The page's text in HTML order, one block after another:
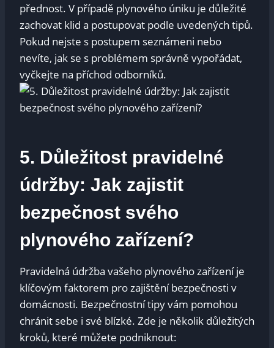
přednost. V případě plynového úniku je důležité
zachovat klid a postupovat podle uvedených tipů.
Pokud nejste s postupem seznámeni nebo
nevíte, jak se s problémem správně vypořádat,
vyčkejte na příchod odborníků.
5. Důležitost pravidelné
údržby: Jak zajistit
bezpečnost svého
plynového zařízení?
Pravidelná údržba vašeho plynového zařízení je
klíčovým faktorem pro zajištění bezpečnosti v
domácnosti. Bezpečnostní tipy vám pomohou
chránit sebe i své blízké. Zde je několik důležitých
kroků, které můžete podniknout: